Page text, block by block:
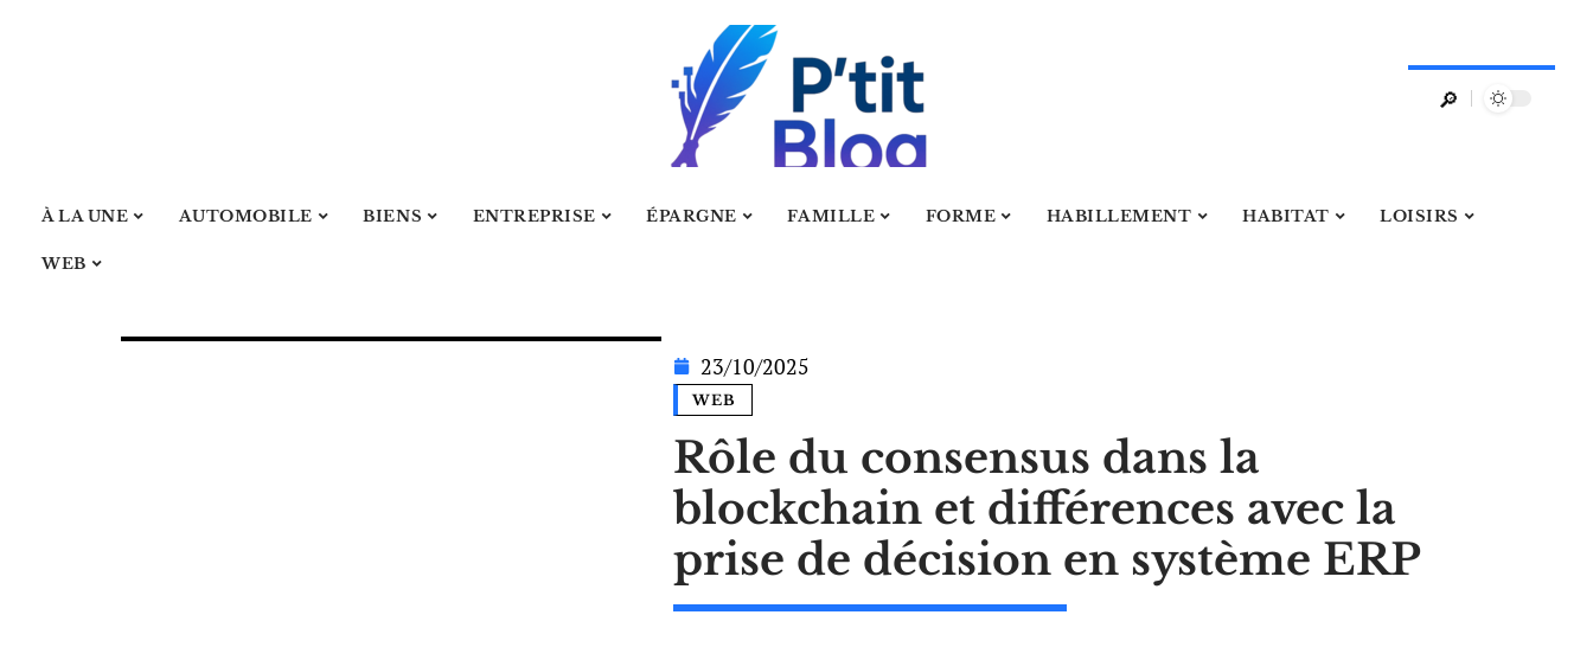
À LA UNE AUTOMOBILE BIENS ENTREPRISE ÉPARGNE FAMILLE FORME HABILLEMENT HABITAT LOISIRS
WEB
23/10/2025
WEB
Rôle du consensus dans la
blockchain et différences avec la
prise de décision en système ERP